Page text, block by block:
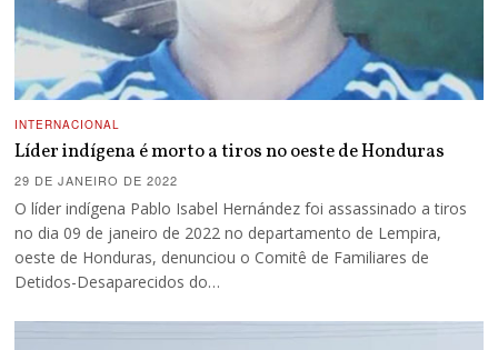
INTERNACIONAL
Líder indígena é morto a tiros no oeste de Honduras
29 DE JANEIRO DE 2022
O líder indígena Pablo Isabel Hernández foi assassinado a tiros
no dia 09 de janeiro de 2022 no departamento de Lempira,
oeste de Honduras, denunciou o Comitê de Familiares de
Detidos-Desaparecidos do…